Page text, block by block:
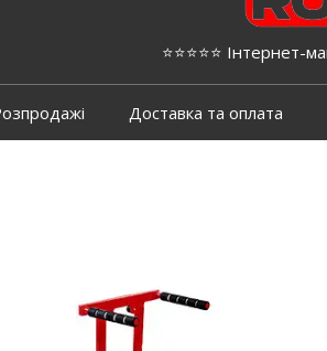
⭐️⭐️⭐️⭐️⭐️ Інтернет-
Доставка та оплата